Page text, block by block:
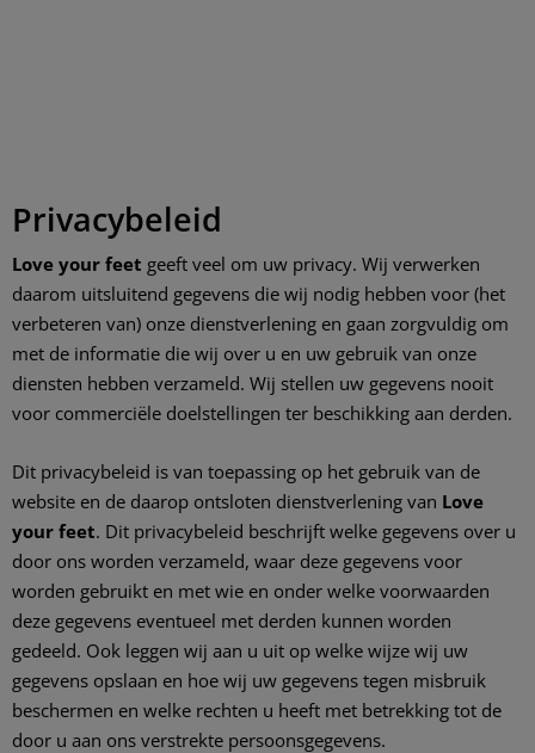
Privacybeleid
Love your feet geeft veel om uw privacy. Wij verwerken
daarom uitsluitend gegevens die wij nodig hebben voor (het
verbeteren van) onze dienstverlening en gaan zorgvuldig om
met de informatie die wij over u en uw gebruik van onze
diensten hebben verzameld. Wij stellen uw gegevens nooit
voor commerciële doelstellingen ter beschikking aan derden.
Dit privacybeleid is van toepassing op het gebruik van de
website en de daarop ontsloten dienstverlening van Love
your feet. Dit privacybeleid beschrijft welke gegevens over u
door ons worden verzameld, waar deze gegevens voor
worden gebruikt en met wie en onder welke voorwaarden
deze gegevens eventueel met derden kunnen worden
gedeeld. Ook leggen wij aan u uit op welke wijze wij uw
gegevens opslaan en hoe wij uw gegevens tegen misbruik
beschermen en welke rechten u heeft met betrekking tot de
door u aan ons verstrekte persoonsgegevens.